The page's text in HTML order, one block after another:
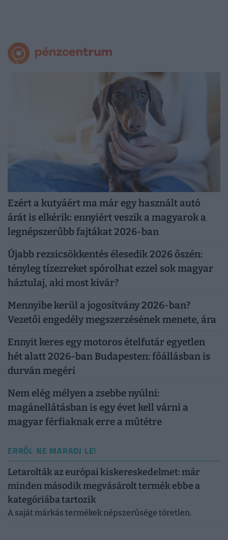
Ezért a kutyáért ma már egy használt autó
árát is elkérik: ennyiért veszik a magyarok a
legnépszerűbb fajtákat 2026-ban
Újabb rezsicsökkentés élesedik 2026 őszén:
tényleg tízezreket spórolhat ezzel sok magyar
háztulaj, aki most kivár?
Mennyibe kerül a jogosítvány 2026-ban?
Vezetői engedély megszerzésének menete, ára
Ennyit keres egy motoros ételfutár egyetlen
hét alatt 2026-ban Budapesten: főállásban is
durván megéri
Nem elég mélyen a zsebbe nyúlni:
magánellátásban is egy évet kell várni a
magyar férfiaknak erre a műtétre
ERRŐL NE MARADJ LE!
Letarolták az európai kiskereskedelmet: már
minden második megvásárolt termék ebbe a
kategóriába tartozik
A saját márkás termékek népszerűsége töretlen.